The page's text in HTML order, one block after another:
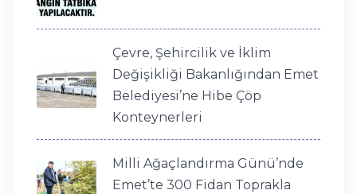
Çevre, Şehircilik ve İklim
Değişikliği Bakanlığından Emet
Belediyesi’ne Hibe Çöp
Konteynerleri
Milli Ağaçlandırma Günü’nde
Emet’te 300 Fidan Toprakla